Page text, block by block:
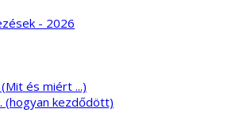
- 2026
és miért ...)
(hogyan kezdődött)